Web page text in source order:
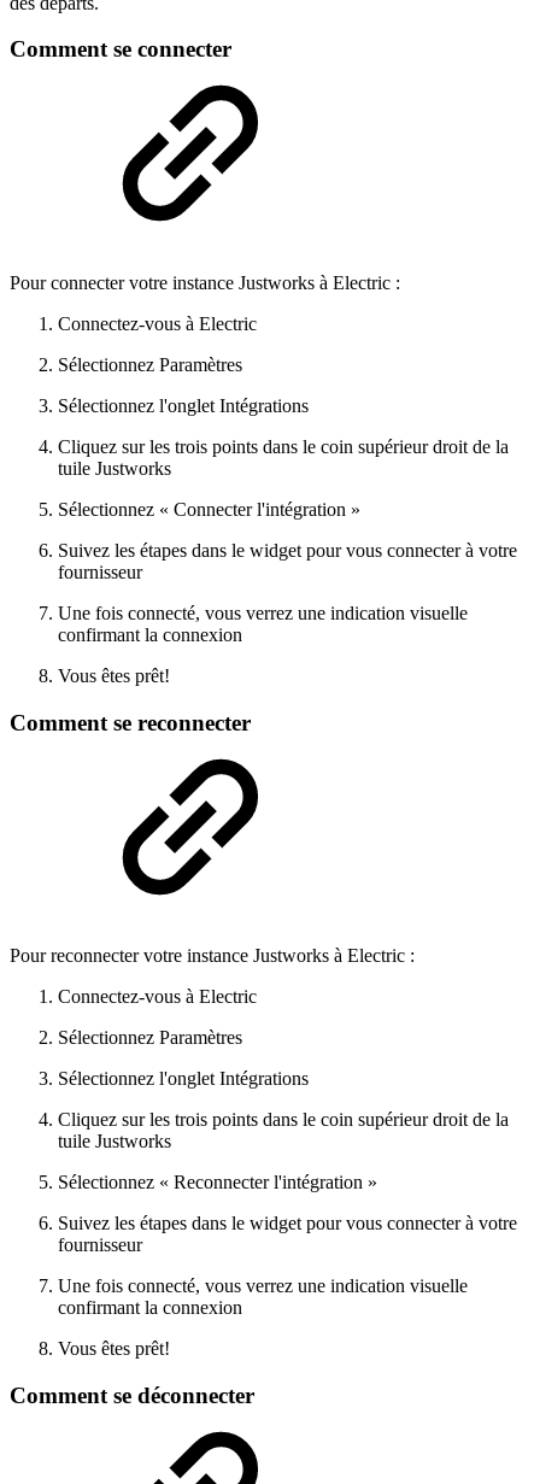
Comment se connecter
Pour connecter votre instance Justworks à Electric :
Connectez-vous à Electric
Sélectionnez Paramètres
Sélectionnez l'onglet Intégrations
Cliquez sur les trois points dans le coin supérieur droit de la
tuile Justworks
Sélectionnez « Connecter l'intégration »
Suivez les étapes dans le widget pour vous connecter à votre
fournisseur
Une fois connecté, vous verrez une indication visuelle
confirmant la connexion
Vous êtes prêt!
Comment se reconnecter
Pour reconnecter votre instance Justworks à Electric :
Connectez-vous à Electric
Sélectionnez Paramètres
Sélectionnez l'onglet Intégrations
Cliquez sur les trois points dans le coin supérieur droit de la
tuile Justworks
Sélectionnez « Reconnecter l'intégration »
Suivez les étapes dans le widget pour vous connecter à votre
fournisseur
Une fois connecté, vous verrez une indication visuelle
confirmant la connexion
Vous êtes prêt!
Comment se déconnecter